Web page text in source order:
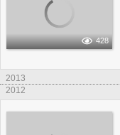
428
2013
2012